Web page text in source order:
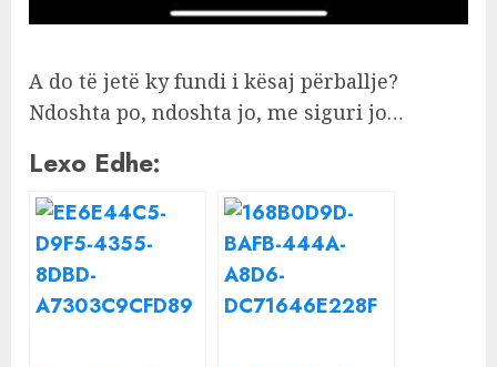
A do të jetë ky fundi i kësaj përballje?
Ndoshta po, ndoshta jo, me siguri jo…
Lexo Edhe: